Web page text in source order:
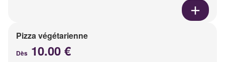
Pizza végétarienne
Dès 10.00 €